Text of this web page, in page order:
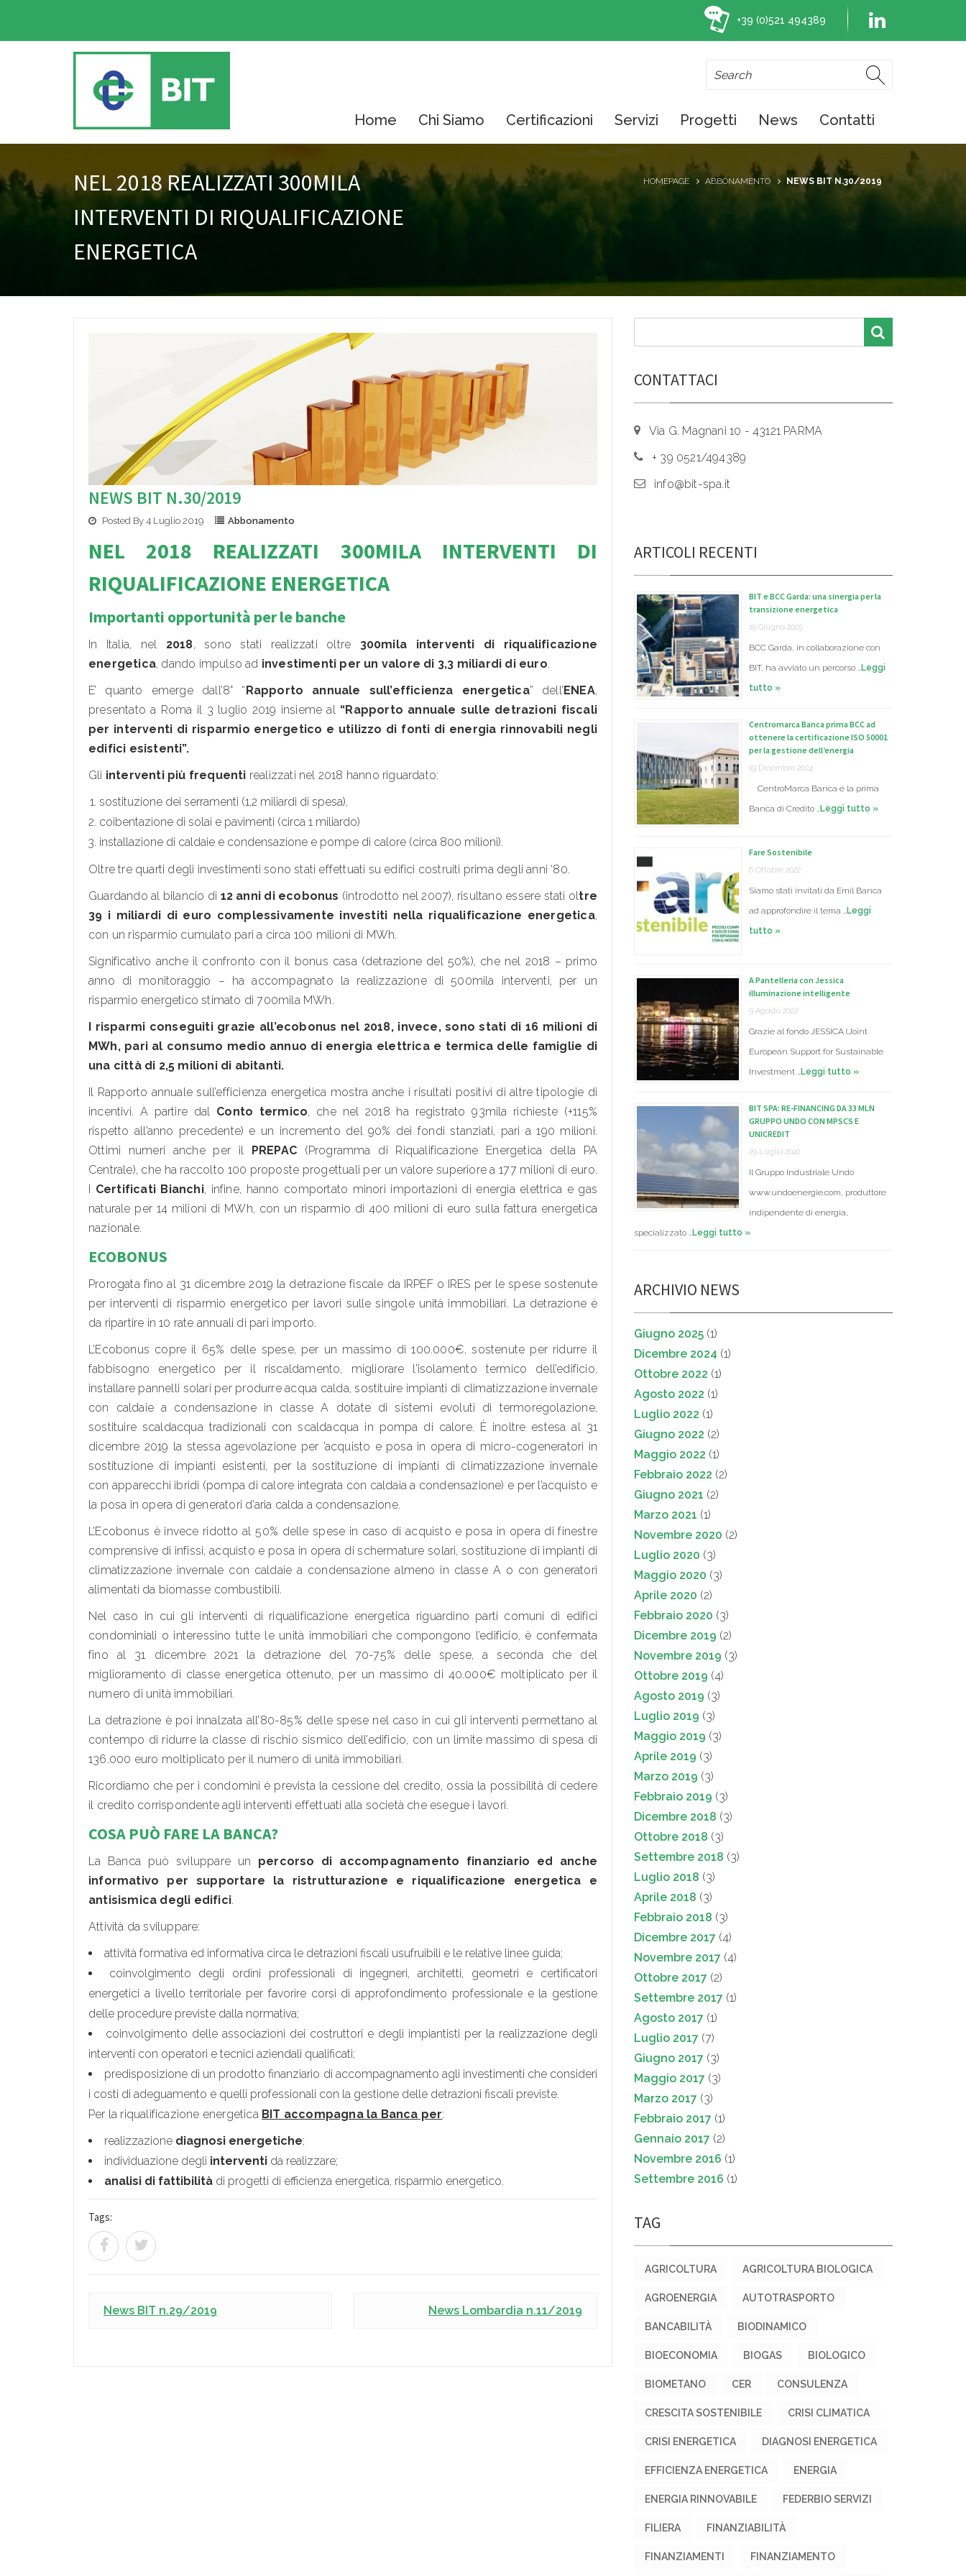
+39 (0)521 494389
Home Chi Siamo Certificazioni Servizi Progetti News Contatti
NEL 2018 REALIZZATI 300MILA
INTERVENTI DI RIQUALIFICAZIONE
ENERGETICA
HOMEPAGE ABBONAMENTO NEWS BIT N.30/2019
NEWS BIT N.30/2019
Posted By 4 Luglio 2019 Abbonamento
NEL 2018 REALIZZATI 300MILA INTERVENTI DI
RIQUALIFICAZIONE ENERGETICA
Importanti opportunità per le banche
In Italia, nel 2018, sono stati realizzati oltre 300mila interventi di riqualificazione
energetica, dando impulso ad investimenti per un valore di 3,3 miliardi di euro.
E’ quanto emerge dall’8° “Rapporto annuale sull’efficienza energetica” dell’ENEA,
presentato a Roma il 3 luglio 2019 insieme al “Rapporto annuale sulle detrazioni fiscali
per interventi di risparmio energetico e utilizzo di fonti di energia rinnovabili negli
edifici esistenti”.
Gli interventi più frequenti realizzati nel 2018 hanno riguardato:
sostituzione dei serramenti (1,2 miliardi di spesa),
coibentazione di solai e pavimenti (circa 1 miliardo)
installazione di caldaie e condensazione e pompe di calore (circa 800 milioni).
Oltre tre quarti degli investimenti sono stati effettuati su edifici costruiti prima degli anni ‘80.
Guardando al bilancio di 12 anni di ecobonus (introdotto nel 2007), risultano essere stati oltre
39 i miliardi di euro complessivamente investiti nella riqualificazione energetica,
con un risparmio cumulato pari a circa 100 milioni di MWh.
Significativo anche il confronto con il bonus casa (detrazione del 50%), che nel 2018 – primo
anno di monitoraggio – ha accompagnato la realizzazione di 500mila interventi, per un
risparmio energetico stimato di 700mila MWh.
I risparmi conseguiti grazie all’ecobonus nel 2018, invece, sono stati di 16 milioni di
MWh, pari al consumo medio annuo di energia elettrica e termica delle famiglie di
una città di 2,5 milioni di abitanti.
Il Rapporto annuale sull’efficienza energetica mostra anche i risultati positivi di altre tipologie di
incentivi. A partire dal Conto termico, che nel 2018 ha registrato 93mila richieste (+115%
rispetto all’anno precedente) e un incremento del 90% dei fondi stanziati, pari a 190 milioni.
Ottimi numeri anche per il PREPAC(Programma di Riqualificazione Energetica della PA
Centrale), che ha raccolto 100 proposte progettuali per un valore superiore a 177 milioni di euro.
I Certificati Bianchi, infine, hanno comportato minori importazioni di energia elettrica e gas
naturale per 14 milioni di MWh, con un risparmio di 400 milioni di euro sulla fattura energetica
nazionale.
ECOBONUS
Prorogata fino al 31 dicembre 2019 la detrazione fiscale da IRPEF o IRES per le spese sostenute
per interventi di risparmio energetico per lavori sulle singole unità immobiliari. La detrazione è
da ripartire in 10 rate annuali di pari importo.
L’Ecobonus copre il 65% delle spese, per un massimo di 100.000€, sostenute per ridurre il
fabbisogno energetico per il riscaldamento, migliorare l’isolamento termico dell’edificio,
installare pannelli solari per produrre acqua calda, sostituire impianti di climatizzazione invernale
con caldaie a condensazione in classe A dotate di sistemi evoluti di termoregolazione,
sostituire scaldacqua tradizionali con scaldacqua in pompa di calore. È inoltre estesa al 31
dicembre 2019 la stessa agevolazione per ’acquisto e posa in opera di micro-cogeneratori in
sostituzione di impianti esistenti, per la sostituzione di impianti di climatizzazione invernale
con apparecchi ibridi (pompa di calore integrata con caldaia a condensazione) e per l’acquisto e
la posa in opera di generatori d’aria calda a condensazione.
L’Ecobonus è invece ridotto al 50% delle spese in caso di acquisto e posa in opera di finestre
comprensive di infissi, acquisto e posa in opera di schermature solari, sostituzione di impianti di
climatizzazione invernale con caldaie a condensazione almeno in classe A o con generatori
alimentati da biomasse combustibili.
Nel caso in cui gli interventi di riqualificazione energetica riguardino parti comuni di edifici
condominiali o interessino tutte le unità immobiliari che compongono l’edificio, è confermata
fino al 31 dicembre 2021 la detrazione del 70-75% delle spese, a seconda che del
miglioramento di classe energetica ottenuto, per un massimo di 40.000€ moltiplicato per il
numero di unità immobiliari.
La detrazione è poi innalzata all’80-85% delle spese nel caso in cui gli interventi permettano al
contempo di ridurre la classe di rischio sismico dell’edificio, con un limite massimo di spesa di
136.000 euro moltiplicato per il numero di unità immobiliari.
Ricordiamo che per i condomini è prevista la cessione del credito, ossia la possibilità di cedere
il credito corrispondente agli interventi effettuati alla società che esegue i lavori.
COSA PUÒ FARE LA BANCA?
La Banca può sviluppare un percorso di accompagnamento finanziario ed anche
informativo per supportare la ristrutturazione e riqualificazione energetica e
antisismica degli edifici.
Attività da sviluppare:
attività formativa ed informativa circa le detrazioni fiscali usufruibili e le relative linee guida;
coinvolgimento degli ordini professionali di ingegneri, architetti, geometri e certificatori
energetici a livello territoriale per favorire corsi di approfondimento professionale e la gestione
delle procedure previste dalla normativa;
coinvolgimento delle associazioni dei costruttori e degli impiantisti per la realizzazione degli
interventi con operatori e tecnici aziendali qualificati;
predisposizione di un prodotto finanziario di accompagnamento agli investimenti che consideri
i costi di adeguamento e quelli professionali con la gestione delle detrazioni fiscali previste.
Per la riqualificazione energetica BIT accompagna la Banca per:
realizzazione diagnosi energetiche;
individuazione degli interventi da realizzare;
analisi di fattibilità di progetti di efficienza energetica, risparmio energetico.
Tags:
News BIT n.29/2019 News Lombardia n.11/2019
CONTATTACI
Via G. Magnani 10 - 43121 PARMA
+ 39 0521/494389
info@bit-spa.it
ARTICOLI RECENTI
BIT e BCC Garda: una sinergia per la
transizione energetica
19 Giugno 2025
BCC Garda, in collaborazione con
BIT, ha avviato un percorso …Leggi
tutto »
Centromarca Banca prima BCC ad
ottenere la certificazione ISO 50001
per la gestione dell’energia
19 Dicembre 2024
CentroMarca Banca è la prima
Banca di Credito …Leggi tutto »
Fare Sostenibile
6 Ottobre 2022
Siamo stati invitati da Emil Banca
ad approfondire il tema …Leggi
tutto »
A Pantelleria con Jessica
illuminazione intelligente
9 Agosto 2022
Grazie al fondo JESSICA (Joint
European Support for Sustainable
Investment …Leggi tutto »
BIT SPA: RE-FINANCING DA 33 MLN
GRUPPO UNDO CON MPSCS E
UNICREDIT
29 Luglio 2022
Il Gruppo Industriale Undo
www.undoenergie.com, produttore
indipendente di energia,
specializzato …Leggi tutto »
ARCHIVIO NEWS
Giugno 2025 (1)
Dicembre 2024 (1)
Ottobre 2022 (1)
Agosto 2022 (1)
Luglio 2022 (1)
Giugno 2022 (2)
Maggio 2022 (1)
Febbraio 2022 (2)
Giugno 2021 (2)
Marzo 2021 (1)
Novembre 2020 (2)
Luglio 2020 (3)
Maggio 2020 (3)
Aprile 2020 (2)
Febbraio 2020 (3)
Dicembre 2019 (2)
Novembre 2019 (3)
Ottobre 2019 (4)
Agosto 2019 (3)
Luglio 2019 (3)
Maggio 2019 (3)
Aprile 2019 (3)
Marzo 2019 (3)
Febbraio 2019 (3)
Dicembre 2018 (3)
Ottobre 2018 (3)
Settembre 2018 (3)
Luglio 2018 (3)
Aprile 2018 (3)
Febbraio 2018 (3)
Dicembre 2017 (4)
Novembre 2017 (4)
Ottobre 2017 (2)
Settembre 2017 (1)
Agosto 2017 (1)
Luglio 2017 (7)
Giugno 2017 (3)
Maggio 2017 (3)
Marzo 2017 (3)
Febbraio 2017 (1)
Gennaio 2017 (2)
Novembre 2016 (1)
Settembre 2016 (1)
TAG
AGRICOLTURA AGRICOLTURA BIOLOGICA
AGROENERGIA AUTOTRASPORTO
BANCABILITÀ BIODINAMICO
BIOECONOMIA BIOGAS BIOLOGICO
BIOMETANO CER CONSULENZA
CRESCITA SOSTENIBILE CRISI CLIMATICA
CRISI ENERGETICA DIAGNOSI ENERGETICA
EFFICIENZA ENERGETICA ENERGIA
ENERGIA RINNOVABILE FEDERBIO SERVIZI
FILIERA FINANZIABILITÀ
FINANZIAMENTI FINANZIAMENTO